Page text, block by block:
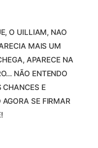
O UILLIAM, NAO
MAIS UM
APARECE NA
NÃO ENTENDO
CHANCES E
SE FIRMAR